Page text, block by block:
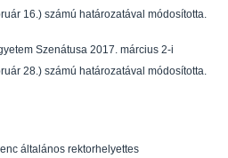
16.) számú határozatával módosította.
Szenátusa 2017. március 2-i
28.) számú határozatával módosította.
általános rektorhelyettes